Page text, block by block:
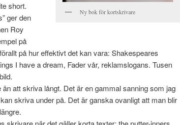
Ny bok för kortskrivare
short.
ger den
Roy
på
på hur effek­tivt det kan vara: Shake­speares
I have a dream, Fader vår, reklam­slo­gans. Tusen
att skriva långt. Det är en gam­mal san­ning som jag
skriva under på. Det är gan­ska ovan­ligt att man blir